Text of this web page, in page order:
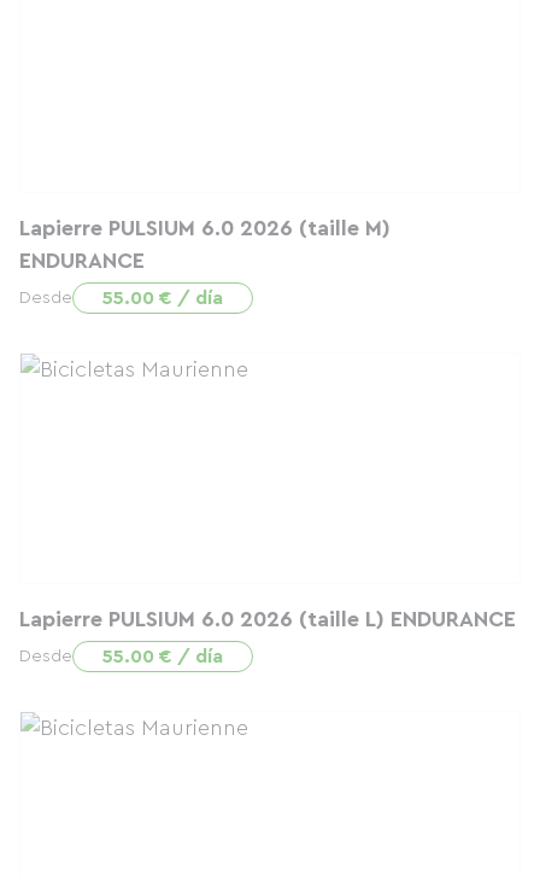
Lapierre PULSIUM 6.0 2026 (taille M)
ENDURANCE
Desde 55.00 € / día
Lapierre PULSIUM 6.0 2026 (taille L) ENDURANCE
Desde 55.00 € / día